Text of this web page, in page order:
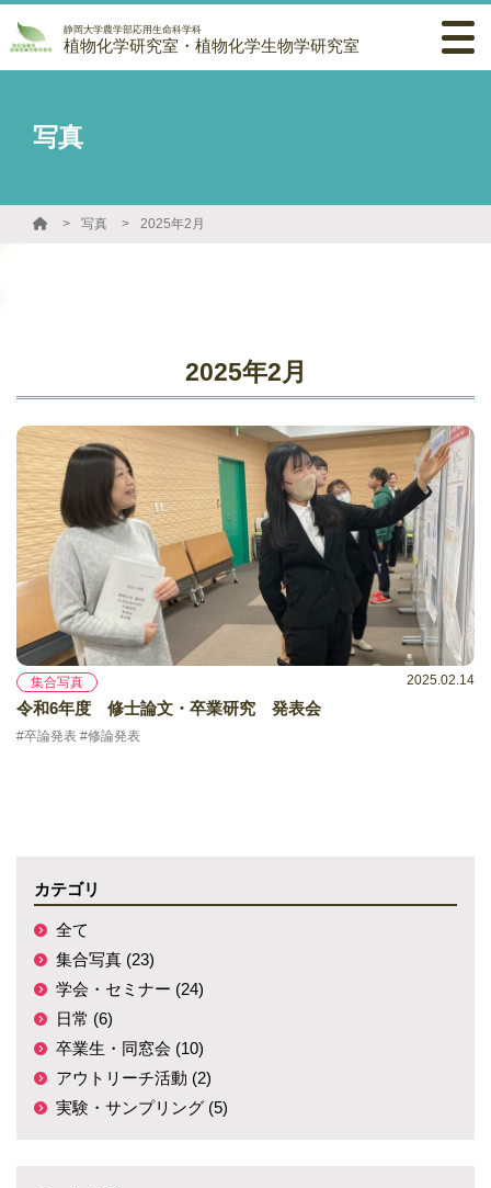
静岡大学農学部応用生命科学科
植物化学研究室・植物化学生物学研究室
写真
写真 2025年2月
2025年2月
集合写真 2025.02.14
令和6年度 修士論文・卒業研究 発表会
#卒論発表 #修論発表
カテゴリ
全て
集合写真 (23)
学会・セミナー (24)
日常 (6)
卒業生・同窓会 (10)
アウトリーチ活動 (2)
実験・サンプリング (5)